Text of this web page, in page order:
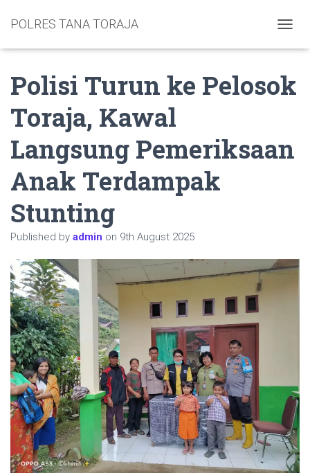
POLRES TANA TORAJA
Polisi Turun ke Pelosok
Toraja, Kawal
Langsung Pemeriksaan
Anak Terdampak
Stunting
Published by admin on 9th August 2025